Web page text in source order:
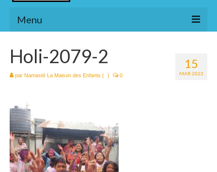
Menu
Présentation
Le Népal
Documents
Parrainages
15
MAR 2023
Holi-2079-2
par Namasté La Maison des Enfants | | 0